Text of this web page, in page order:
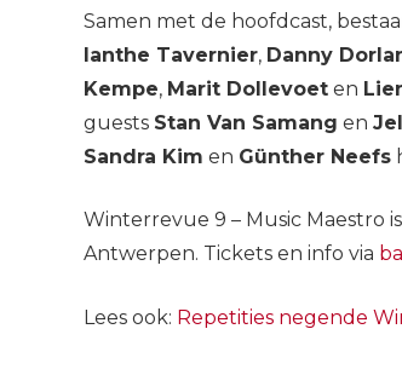
Samen met de hoofdcast,
Ianthe Tavernier, Danny
Kempe, Marit Dollevoeten
guests Stan Van Samang en
Sandra Kim en Günther Neefs
Winterrevue 9 – Music Maestro
Antwerpen. Tickets en info via
Lees ook: Repetities negende